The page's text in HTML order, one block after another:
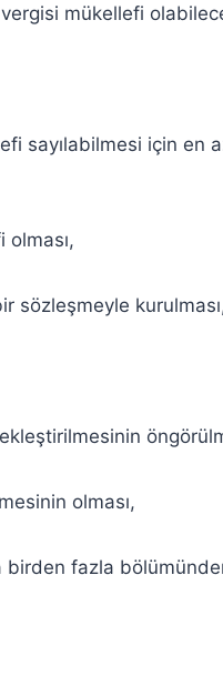
vergisi mükellefi
sayılabilmesi için en
sözleşmeyle
olması,
birden fazla